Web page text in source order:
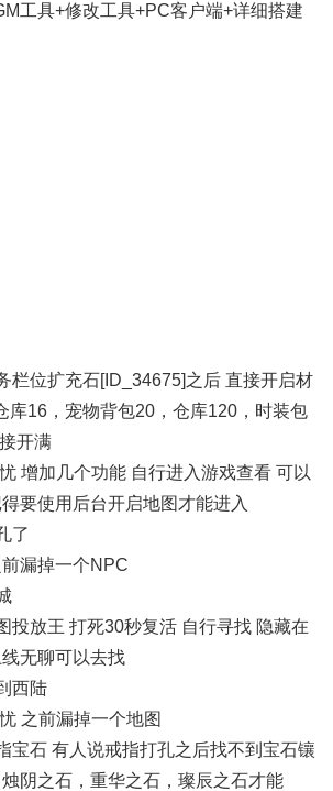
工具+修改工具+PC客户端+详细搭建
栏位扩充石[ID_34675]之后 直接开启材
库16，宠物背包20，仓库120，时装包
开满
增加几个功能 自行进入游戏查看 可以
要使用后台开启地图才能进入
了
漏掉一个NPC
投放王 打死30秒复活 自行寻找 隐藏在
无聊可以去找
西陆
之前漏掉一个地图
宝石 有人说戒指打孔之后找不到宝石镶
阴之石，重华之石，璨辰之石才能